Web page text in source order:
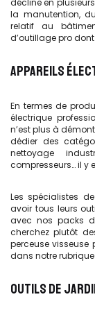
la manutention,
relatif au
d’outillage pro
APPAREILS
En termes de
électrique
n’est plus à
dédier des
nettoyage
compresseurs… il y
Les spécialistes
avoir tous leurs
avec nos packs
cherchez plutôt
perceuse visseuse
dans notre
OUTILS DE